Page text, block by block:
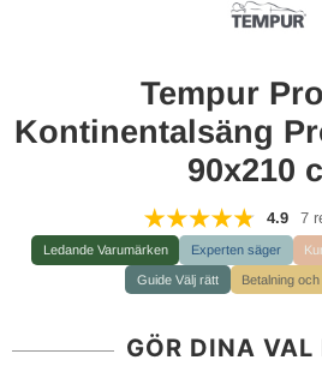
Tempur
Kontinentalsäng
90x210
4.9 7
Ledande Varumärken Experten säger
Guide Välj rätt Betalning
GÖR DINA VAL